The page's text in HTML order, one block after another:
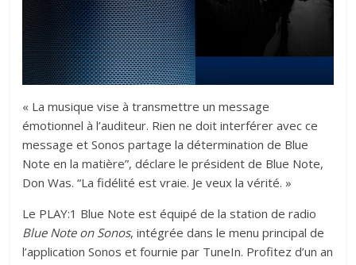
« La musique vise à transmettre un message
émotionnel à l’auditeur. Rien ne doit interférer avec ce
message et Sonos partage la détermination de Blue
Note en la matière”, déclare le président de Blue Note,
Don Was. “La fidélité est vraie. Je veux la vérité. »
Le PLAY:1 Blue Note est équipé de la station de radio
Blue Note on Sonos, intégrée dans le menu principal de
l’applicationSonos et fournie par TuneIn. Profitez d’un an